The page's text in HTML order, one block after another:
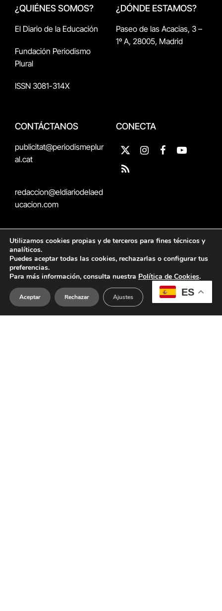
¿QUIÉNES SOMOS?
El Diario de la Educación
Fundación Periodismo
Plural
ISSN 3081-314X
¿DÓNDE ESTAMOS?
Paseo de las Acacias, 3 –
1º A, 28005, Madrid
CONTÁCTANOS
publicitat@periodismeplur
al.cat
redaccion@eldiariodelaed
ucacion.com
CONECTA
X
(Twitter)
InstagramFacebookYouTube
RSS
CON EL SOPORTE DE
ES
Utilizamos cookies propias y de terceros para fines técnicos y
analíticos.
Puedes aceptar todas las cookies, rechazarlas o configurar tus
preferencias.
Para más información, consulta nuestra Política de Cookies.
Aceptar Rechazar Ajustes